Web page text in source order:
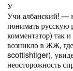
У
Учи албанский! —
понимать русскую
комментатор) так
возникло в ЖЖ,
scottishtiger),
неосторожность